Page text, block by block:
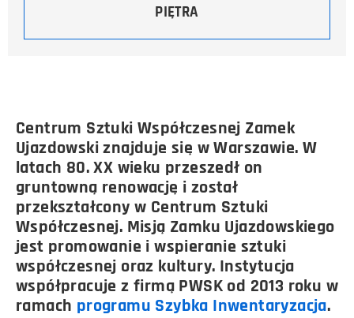
PIĘTRA
Centrum Sztuki Współczesnej Zamek
Ujazdowski znajduje się w Warszawie. W
latach 80. XX wieku przeszedł on
gruntowną renowację i został
przekształcony w Centrum Sztuki
Współczesnej. Misją Zamku Ujazdowskiego
jest promowanie i wspieranie sztuki
współczesnej oraz kultury. Instytucja
współpracuje z firmą PWSK od 2013 roku w
ramach programu Szybka Inwentaryzacja.